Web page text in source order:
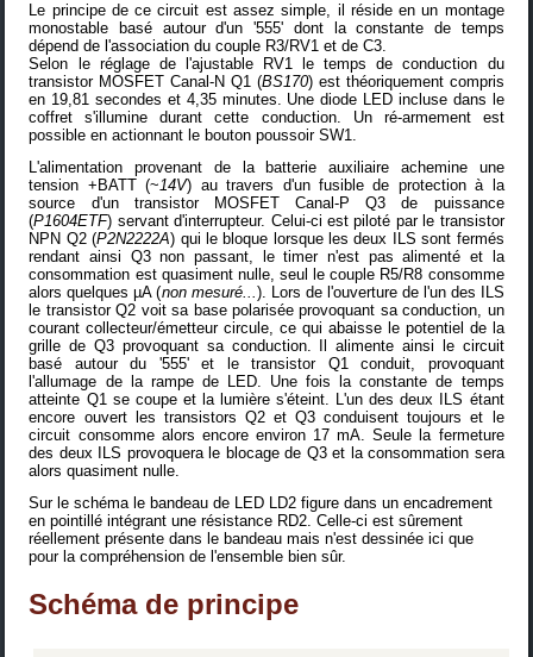
Le principe de ce circuit est assez simple, il réside en un montage
monostable basé autour d'un '555' dont la constante de temps
dépend de l'association du couple R3/RV1 et de C3.
Selon le réglage de l'ajustable RV1 le temps de conduction du
transistor MOSFET Canal-N Q1 (BS170) est théoriquement compris
en 19,81 secondes et 4,35 minutes. Une diode LED incluse dans le
coffret s'illumine durant cette conduction. Un ré-armement est
possible en actionnant le bouton poussoir SW1.
L'alimentation provenant de la batterie auxiliaire achemine une
tension +BATT (~14V) au travers d'un fusible de protection à la
source d'un transistor MOSFET Canal-P Q3 de puissance
(P1604ETF) servant d'interrupteur. Celui-ci est piloté par le transistor
NPN Q2 (P2N2222A) qui le bloque lorsque les deux ILS sont fermés
rendant ainsi Q3 non passant, le timer n'est pas alimenté et la
consommation est quasiment nulle, seul le couple R5/R8 consomme
alors quelques µA (non mesuré...). Lors de l'ouverture de l'un des ILS
le transistor Q2 voit sa base polarisée provoquant sa conduction, un
courant collecteur/émetteur circule, ce qui abaisse le potentiel de la
grille de Q3 provoquant sa conduction. Il alimente ainsi le circuit
basé autour du '555' et le transistor Q1 conduit, provoquant
l'allumage de la rampe de LED. Une fois la constante de temps
atteinte Q1 se coupe et la lumière s'éteint. L'un des deux ILS étant
encore ouvert les transistors Q2 et Q3 conduisent toujours et le
circuit consomme alors encore environ 17 mA. Seule la fermeture
des deux ILS provoquera le blocage de Q3 et la consommation sera
alors quasiment nulle.
Sur le schéma le bandeau de LED LD2 figure dans un encadrement
en pointillé intégrant une résistance RD2. Celle-ci est sûrement
réellement présente dans le bandeau mais n'est dessinée ici que
pour la compréhension de l'ensemble bien sûr.
Schéma de principe